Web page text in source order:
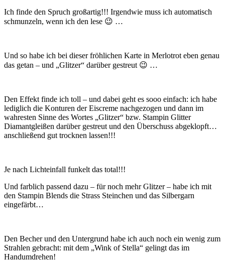
Ich finde den Spruch großartig!!! Irgendwie muss ich automatisch
schmunzeln, wenn ich den lese 😉 …
Und so habe ich bei dieser fröhlichen Karte in Merlotrot eben genau
das getan – und „Glitzer“ darüber gestreut 😉 …
Den Effekt finde ich toll – und dabei geht es sooo einfach: ich habe
lediglich die Konturen der Eiscreme nachgezogen und dann im
wahresten Sinne des Wortes „Glitzer“ bzw. Stampin Glitter
Diamantgleißen darüber gestreut und den Überschuss abgeklopft…
anschließend gut trocknen lassen!!!
Je nach Lichteinfall funkelt das total!!!
Und farblich passend dazu – für noch mehr Glitzer – habe ich mit
den Stampin Blends die Strass Steinchen und das Silbergarn
eingefärbt…
Den Becher und den Untergrund habe ich auch noch ein wenig zum
Strahlen gebracht: mit dem „Wink of Stella“ gelingt das im
Handumdrehen!